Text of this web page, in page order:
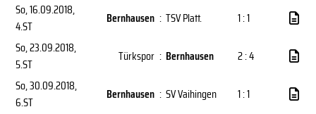
So, 16.09.2018,
4.ST
Bernhausen : TSV Platt.
1 : 1
So, 23.09.2018,
5.ST
Türkspor : Bernhausen
2 : 4
So, 30.09.2018,
6.ST
Bernhausen : SV Vaihingen
1 : 1